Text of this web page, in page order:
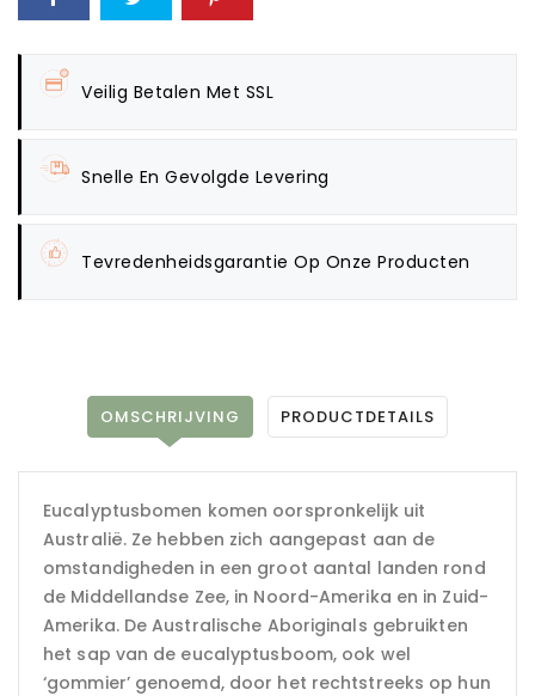
Veilig Betalen Met SSL
Snelle En Gevolgde Levering
Tevredenheidsgarantie Op Onze Producten
OMSCHRIJVING PRODUCTDETAILS
Eucalyptusbomen komen oorspronkelijk uit
Australië. Ze hebben zich aangepast aan de
omstandigheden in een groot aantal landen rond
de Middellandse Zee, in Noord-Amerika en in Zuid-
Amerika. De Australische Aboriginals gebruikten
het sap van de eucalyptusboom, ook wel
‘gommier’ genoemd, door het rechtstreeks op hun